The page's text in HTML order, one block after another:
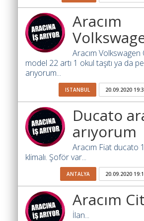
Blog
Katsayısı
Ajandam
İletişim
Aracım
Aracım
model 22 artı 1 okul taşıtı ya da
arıyorum...
ISTANBUL 20.09.2020
Ducato
arıyorum
Aracım Fiat ducato
klimalı. Şoför var...
ANTALYA 20.09.2020
Aracım
İlan...